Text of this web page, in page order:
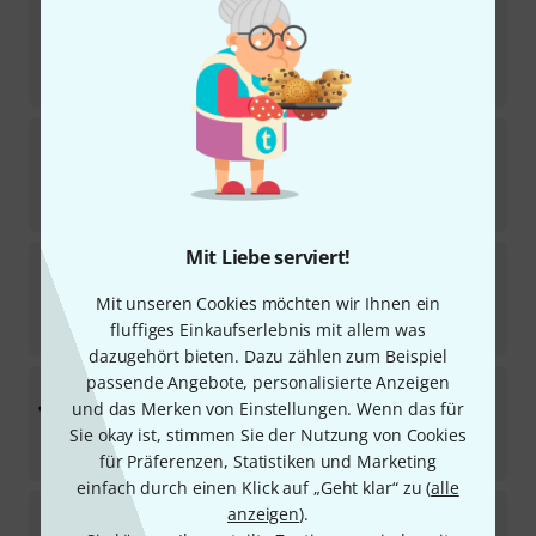
Mit Liebe serviert!
Mit unseren Cookies möchten wir Ihnen ein
fluffiges Einkaufserlebnis mit allem was
dazugehört bieten. Dazu zählen zum Beispiel
passende Angebote, personalisierte Anzeigen
und das Merken von Einstellungen. Wenn das für
Sie okay ist, stimmen Sie der Nutzung von Cookies
für Präferenzen, Statistiken und Marketing
einfach durch einen Klick auf „Geht klar“ zu (alle
anzeigen).
Decotruss Corner 2-Way 90° SAC 21
34
Auf Anfrage
T-Piece 3-Way vert. SAT 35 SI
10
Sofort lieferbar
Decotruss Corner 2-Way 45° SAC 19
Sofort lieferbar
32€
DecotrussSAL-34 Corn. 3-Way left Black
In 13–17 Wochen lieferbar
46€
Corner 3-Way /\ li SAL 32 SI